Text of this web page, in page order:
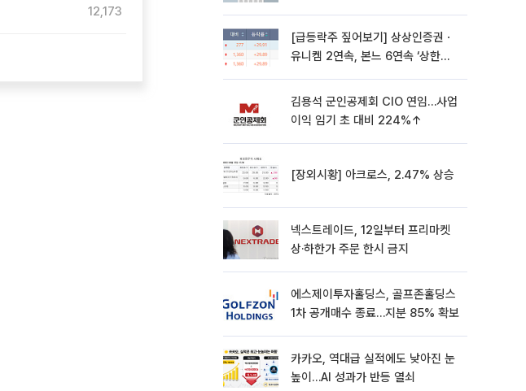
[급등락주 짚어보기] 상상인증권ㆍ
유니켐 2연속, 본느 6연속 ‘상한
김용석 군인공제회 CIO 연임…사업
이익 임기 초 대비 224%↑
[장외시황] 아크로스, 2.47% 상승
넥스트레이드, 12일부터 프리마켓
상·하한가 주문 한시 금지
에스제이투자홀딩스, 골프존홀딩스
1차 공개매수 종료…지분 85% 확보
카카오, 역대급 실적에도 낮아진 눈
높이…AI 성과가 반등 열쇠